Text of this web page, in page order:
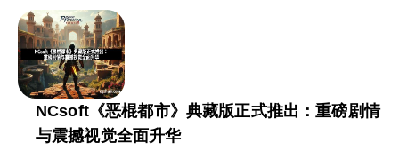
NCsoft《恶棍都市》典藏版正式推出：重磅剧情
与震撼视觉全面升华